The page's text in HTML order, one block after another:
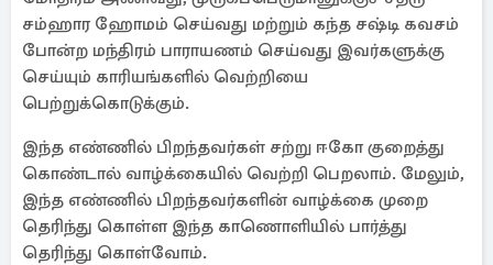
சம்ஹார ஹோமம் செய்வது மற்றும் கந்த சஷ்டி கவசம்
போன்ற மந்திரம் பாராயணம் செய்வது இவர்களுக்கு
செய்யும் காரியங்களில் வெற்றியை
பெற்றுக்கொடுக்கும்.
இந்த எண்ணில் பிறந்தவர்கள் சற்று ஈகோ குறைத்து
கொண்டால் வாழ்க்கையில் வெற்றி பெறலாம். மேலும்,
இந்த எண்ணில் பிறந்தவர்களின் வாழ்க்கை முறை
தெரிந்து கொள்ள இந்த காணொளியில் பார்த்து
தெரிந்து கொள்வோம்.